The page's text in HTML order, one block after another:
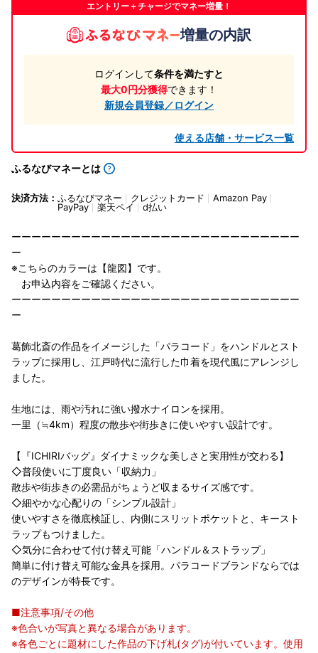
エントリー＋チャージでマネー増量！
増量の内訳
ログインして条件を満たすと
最大0円分獲得できます！
新規会員登録／ログイン
使える店舗・サービス一覧
ふるなびマネーとは
決済方法： ふるなびマネー クレジットカード
Amazon Pay
PayPay
楽天ペイ d払い
ーーーーーーーーーーーーーーーーーーーーーーーーーーーーー
ー
※こちらのカラーは【龍図】です。
お申込内容をご確認ください。
ーーーーーーーーーーーーーーーーーーーーーーーーーーーーー
ー
葛飾北斎の作品をイメージした「パラコード」をハンドルとスト
ラップに採用し、江戸時代に流行した巾着を現代風にアレンジし
ました。
生地には、雨や汚れに強い撥水ナイロンを採用。
一里（≒4km）程度の散歩や街歩きに使いやすい設計です。
【『ICHIRIバッグ』ダイナミックな美しさと実用性が交わる】
◇普段使いに丁度良い「収納力」
散歩や街歩きの必需品がちょうど収まるサイズ感です。
◇細やかな心配りの「シンプル設計」
使いやすさを徹底検証し、内側にスリットポケットと、キースト
ラップもつけました。
◇気分に合わせて付け替え可能「ハンドル＆ストラップ」
簡単に付け替え可能な金具を採用。パラコードブランドならでは
のデザインが特長です。
■注意事項/その他
※色合いが写真と異なる場合があります。
※各色ごとに題材にした作品の下げ札(タグ)が付いています。使用